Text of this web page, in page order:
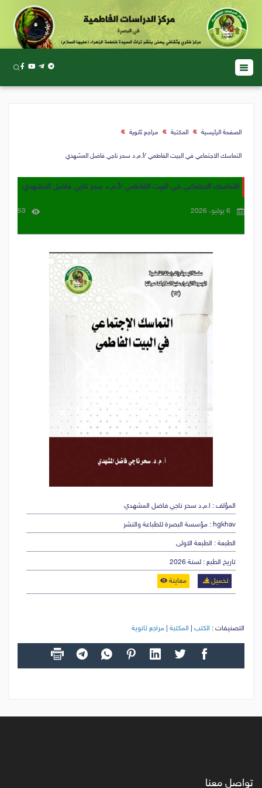
الصفحة الرئيسية المكتبة مراجع ثانوية
التماسك الاجتماعي في البيت الفاطمي /أ.م.د سحر ناجي فاضل المشهدي
التماسك الاجتماعي في البيت الفاطمي /أ.م.د سحر ناجي فاضل المشهدي
6 يوليو، 2026 53
المؤلف : ا.م.د سحر ناجي فاضل المشهدي
hgkhav : مؤسسة البصرة للطباعة والنشر
الطبعة : الطبعة الاولى
تاريخ الطبع : لسنة 2026
تحميل معاينة
التصنيفات : الكتب المكتبة مراجع ثانوية
تواصل معنا